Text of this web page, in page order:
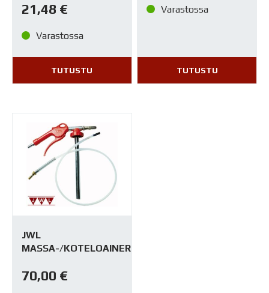
21,48 €
Varastossa
TUTUSTU
Varastossa
TUTUSTU
JWL
MASSA-/KOTELOAINERUISKU
70,00 €